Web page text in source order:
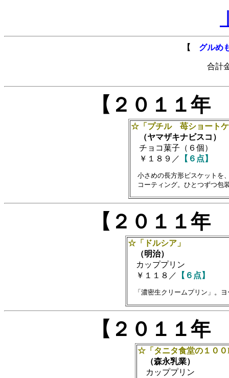
【 グルめ
合計金
【２０１１
☆「プチル 苺ショートケ
（ヤマザキナビスコ）
チョコ菓子（６個）
￥１８９／
【６点】
小さめの長方形ビスケットを
【２０１１
☆「ドルシア」
（明治）
カッププリン
￥１１８／ 【６点】
【２０１１
☆「タニタ食堂の１００
（森永乳業）
カッププリン